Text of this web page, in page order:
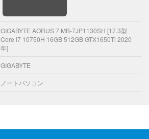
GIGABYTE AORUS 7 MB-7JP1130SH [17.3型
Core i7 10750H 16GB 512GB GTX1650Ti 2020
年]
GIGABYTE
ノートパソコン